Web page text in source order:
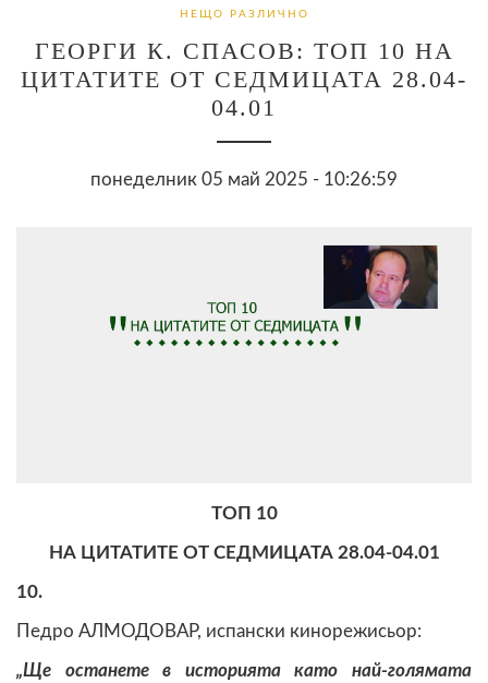
НЕЩО РАЗЛИЧНО
ГЕОРГИ К. СПАСОВ: ТОП 10 НА
ЦИТАТИТЕ ОТ СЕДМИЦАТА 28.04-
04.01
понеделник 05 май 2025 - 10:26:59
ТОП 10
НА ЦИТАТИТЕ ОТ СЕДМИЦАТА 28.04-04.01
10.
Педро АЛМОДОВАР, испански кинорежисьор:
„Ще останете в историята като най-голямата